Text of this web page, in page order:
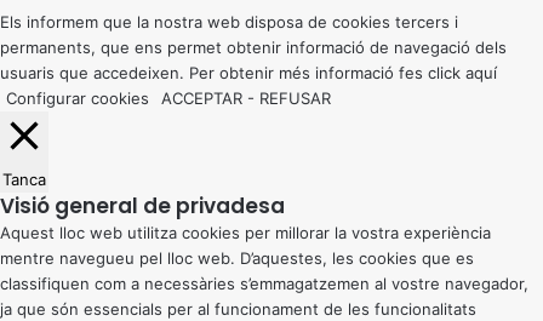
button
Els informem que la nostra web disposa de cookies tercers i
permanents, que ens permet obtenir informació de navegació dels
usuaris que accedeixen. Per obtenir més informació fes click aquí
Configurar cookies
ACCEPTAR - REFUSAR
Tanca
Visió general de privadesa
Aquest lloc web utilitza cookies per millorar la vostra experiència
mentre navegueu pel lloc web. D’aquestes, les cookies que es
classifiquen com a necessàries s’emmagatzemen al vostre navegador,
ja que són essencials per al funcionament de les funcionalitats